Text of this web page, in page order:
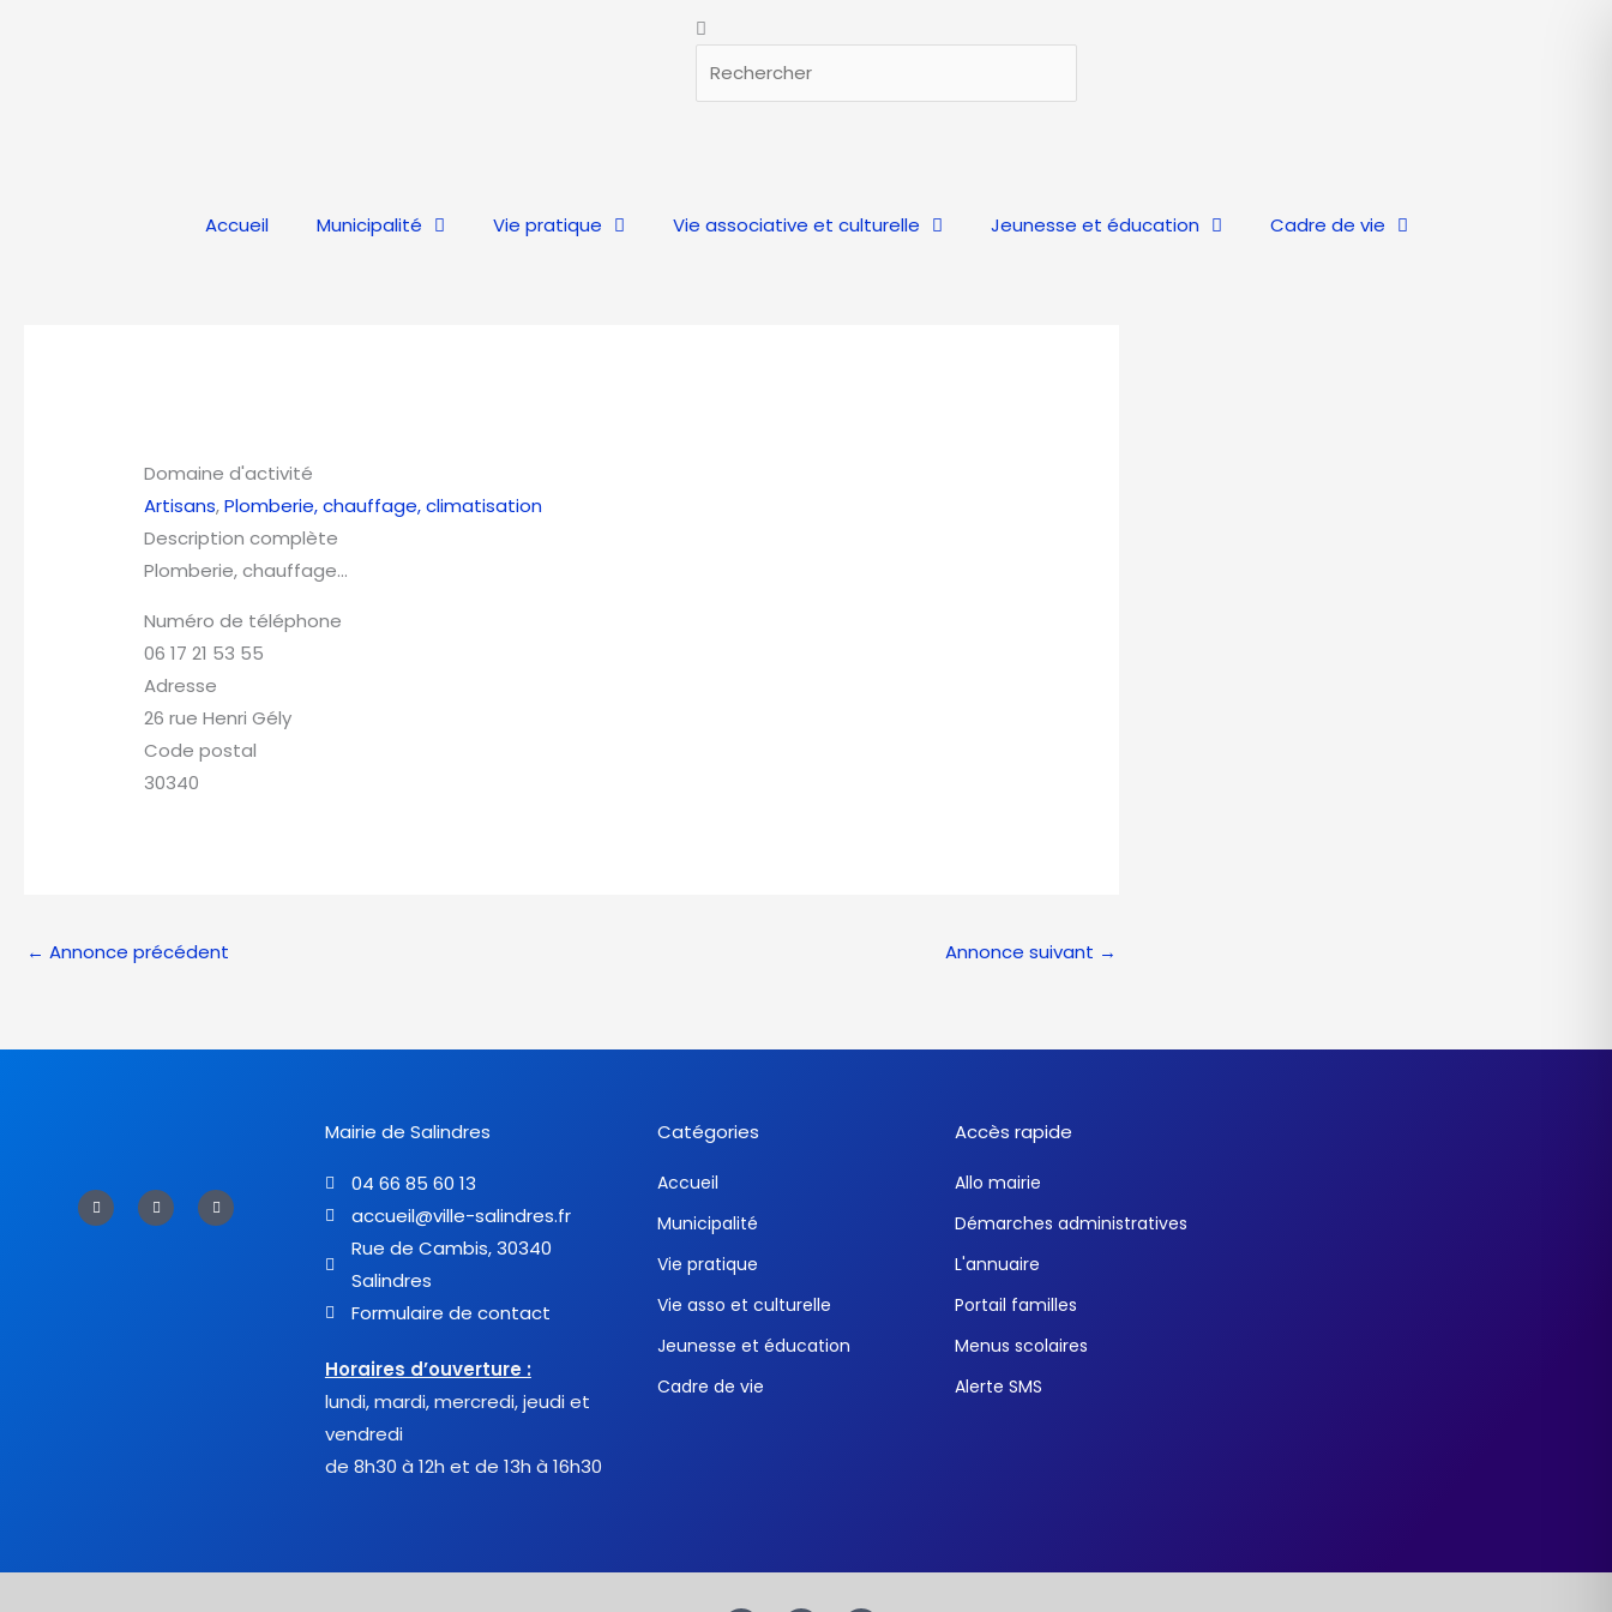
Rechercher
Accueil Municipalité Vie pratique Vie associative et culturelle Jeunesse et éducation Cadre de vie
Domaine d'activité
Artisans,Plomberie, chauffage, climatisation
Description complète
Plomberie, chauffage...
Numéro de téléphone
06 17 21 53 55
Adresse
26 rue Henri Gély
Code postal
30340
← Annonce précédent Annonce suivant →
F
a
c
T
w
i
Y
o
u
Mairie de Salindres
04 66 85 60 13
accueil@ville-salindres.fr
Rue de Cambis, 30340
Salindres
Formulaire de contact
Horaires d’ouverture :
lundi, mardi, mercredi, jeudi et
vendredi
de 8h30 à 12h et de 13h à 16h30
Catégories
Accueil
Municipalité
Vie pratique
Vie asso et culturelle
Jeunesse et éducation
Cadre de vie
Accès rapide
Allo mairie
Démarches administratives
L'annuaire
Portail familles
Menus scolaires
Alerte SMS